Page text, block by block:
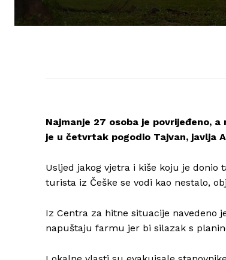
Najmanje 27 osoba je povrijeđeno,
je u četvrtak pogodio Tajvan, javlja
Usljed jakog vjetra i kiše koju je donio
turista iz Češke se vodi kao nestalo,
Iz Centra za hitne situacije navedeno
napuštaju farmu jer bi silazak s